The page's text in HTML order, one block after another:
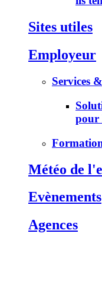
Sites utiles
Employeur
Services
pour
Météo de
Evènements
Agences